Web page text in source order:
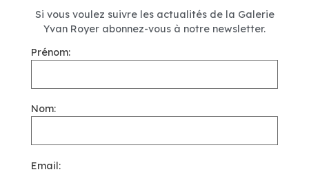
Si vous voulez suivre les actualités de la Galerie
Yvan Royer abonnez-vous à notre newsletter.
Prénom:
Nom:
Email: